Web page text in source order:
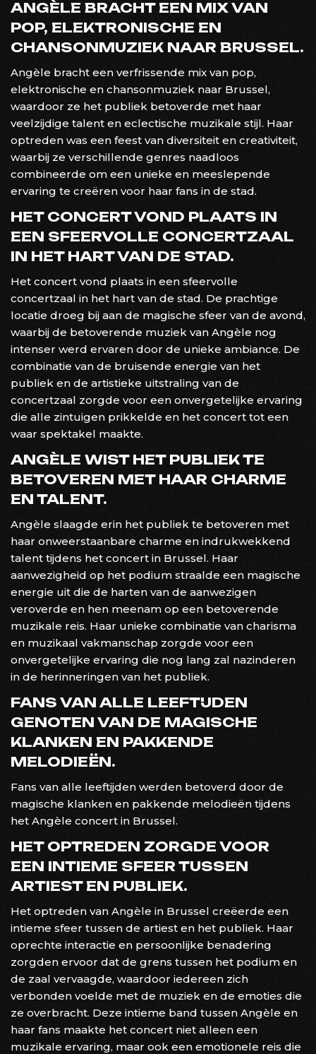
ANGÈLE BRACHT EEN MIX VAN
POP, ELEKTRONISCHE EN
CHANSONMUZIEK NAAR BRUSSEL.
Angèle bracht een verfrissende mix van pop,
elektronische en chansonmuziek naar Brussel,
waardoor ze het publiek betoverde met haar
veelzijdige talent en eclectische muzikale stijl. Haar
optreden was een feest van diversiteit en creativiteit,
waarbij ze verschillende genres naadloos
combineerde om een unieke en meeslepende
ervaring te creëren voor haar fans in de stad.
HET CONCERT VOND PLAATS IN
EEN SFEERVOLLE CONCERTZAAL
IN HET HART VAN DE STAD.
Het concert vond plaats in een sfeervolle
concertzaal in het hart van de stad. De prachtige
locatie droeg bij aan de magische sfeer van de avond,
waarbij de betoverende muziek van Angèle nog
intenser werd ervaren door de unieke ambiance. De
combinatie van de bruisende energie van het
publiek en de artistieke uitstraling van de
concertzaal zorgde voor een onvergetelijke ervaring
die alle zintuigen prikkelde en het concert tot een
waar spektakel maakte.
ANGÈLE WIST HET PUBLIEK TE
BETOVEREN MET HAAR CHARME
EN TALENT.
Angèle slaagde erin het publiek te betoveren met
haar onweerstaanbare charme en indrukwekkend
talent tijdens het concert in Brussel. Haar
aanwezigheid op het podium straalde een magische
energie uit die de harten van de aanwezigen
veroverde en hen meenam op een betoverende
muzikale reis. Haar unieke combinatie van charisma
en muzikaal vakmanschap zorgde voor een
onvergetelijke ervaring die nog lang zal nazinderen
in de herinneringen van het publiek.
FANS VAN ALLE LEEFTIJDEN
GENOTEN VAN DE MAGISCHE
KLANKEN EN PAKKENDE
MELODIEËN.
Fans van alle leeftijden werden betoverd door de
magische klanken en pakkende melodieën tijdens
het Angèle concert in Brussel.
HET OPTREDEN ZORGDE VOOR
EEN INTIEME SFEER TUSSEN
ARTIEST EN PUBLIEK.
Het optreden van Angèle in Brussel creëerde een
intieme sfeer tussen de artiest en het publiek. Haar
oprechte interactie en persoonlijke benadering
zorgden ervoor dat de grens tussen het podium en
de zaal vervaagde, waardoor iedereen zich
verbonden voelde met de muziek en de emoties die
ze overbracht. Deze intieme band tussen Angèle en
haar fans maakte het concert niet alleen een
muzikale ervaring, maar ook een emotionele reis die